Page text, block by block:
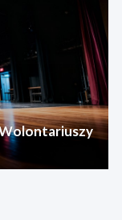
Wolontariuszy